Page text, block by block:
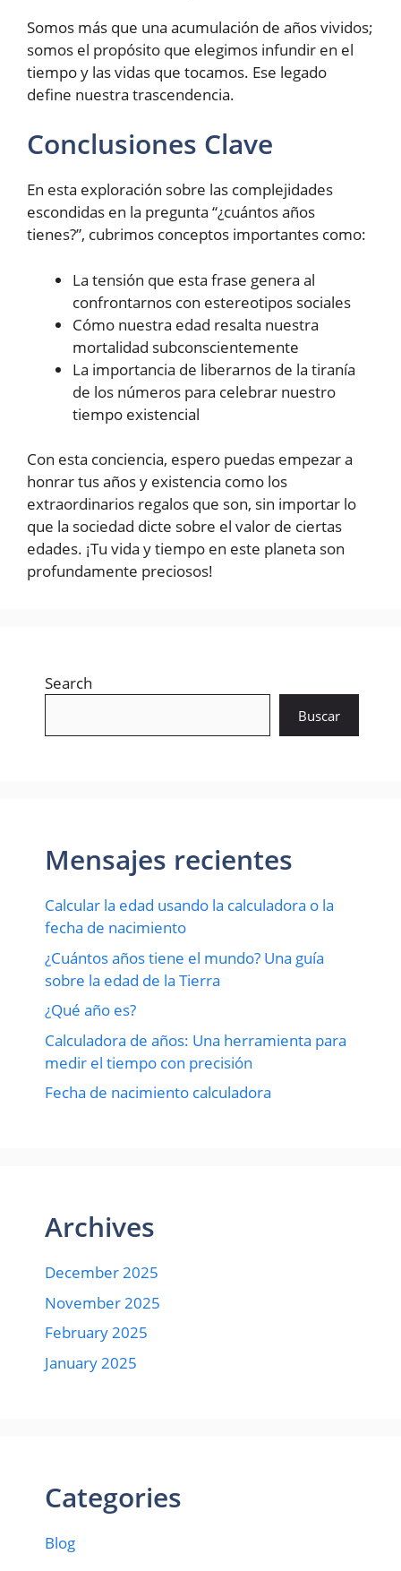
Somos más que una acumulación de años vividos;
somos el propósito que elegimos infundir en el
tiempo y las vidas que tocamos. Ese legado
define nuestra trascendencia.
Conclusiones Clave
En esta exploración sobre las complejidades
escondidas en la pregunta “¿cuántos años
tienes?”, cubrimos conceptos importantes como:
La tensión que esta frase genera al
confrontarnos con estereotipos sociales
Cómo nuestra edad resalta nuestra
mortalidad subconscientemente
La importancia de liberarnos de la tiranía
de los números para celebrar nuestro
tiempo existencial
Con esta conciencia, espero puedas empezar a
honrar tus años y existencia como los
extraordinarios regalos que son, sin importar lo
que la sociedad dicte sobre el valor de ciertas
edades. ¡Tu vida y tiempo en este planeta son
profundamente preciosos!
Search
Buscar
Mensajes recientes
Calcular la edad usando la calculadora o la
fecha de nacimiento
¿Cuántos años tiene el mundo? Una guía
sobre la edad de la Tierra
¿Qué año es?
Calculadora de años: Una herramienta para
medir el tiempo con precisión
Fecha de nacimiento calculadora
Archives
December 2025
November 2025
February 2025
January 2025
Categories
Blog